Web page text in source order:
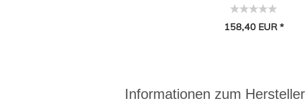
158,40 EUR *
Informationen zum Hersteller